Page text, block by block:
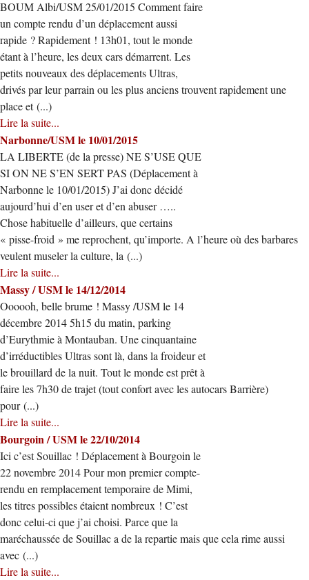
BOUM Albi/USM 25/01/2015 Comment faire
un compte rendu d’un déplacement aussi
rapide ? Rapidement ! 13h01, tout le monde
étant à l’heure, les deux cars démarrent. Les
petits nouveaux des déplacements Ultras,
drivés par leur parrain ou les plus anciens trouvent rapidement une
place et (...)
Lire la suite...
Narbonne/USM le 10/01/2015
LA LIBERTE (de la presse) NE S’USE QUE
SI ON NE S’EN SERT PAS (Déplacement à
Narbonne le 10/01/2015) J’ai donc décidé
aujourd’hui d’en user et d’en abuser …..
Chose habituelle d’ailleurs, que certains
« pisse-froid » me reprochent, qu’importe. A l’heure où des barbares
veulent museler la culture, la (...)
Lire la suite...
Massy / USM le 14/12/2014
Oooooh, belle brume ! Massy /USM le 14
décembre 2014 5h15 du matin, parking
d’Eurythmie à Montauban. Une cinquantaine
d’irréductibles Ultras sont là, dans la froideur et
le brouillard de la nuit. Tout le monde est prêt à
faire les 7h30 de trajet (tout confort avec les autocars Barrière)
pour (...)
Lire la suite...
Bourgoin / USM le 22/10/2014
Ici c’est Souillac ! Déplacement à Bourgoin le
22 novembre 2014 Pour mon premier compte-
rendu en remplacement temporaire de Mimi,
les titres possibles étaient nombreux ! C’est
donc celui-ci que j’ai choisi. Parce que la
maréchaussée de Souillac a de la repartie mais que cela rime aussi
avec (...)
Lire la suite...